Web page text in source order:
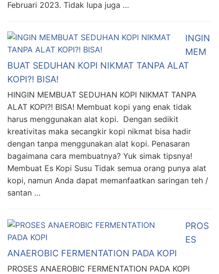
Februari 2023. Tidak lupa juga …
INGIN
MEM
BUAT SEDUHAN KOPI NIKMAT TANPA ALAT
KOPI?! BISA!
HINGIN MEMBUAT SEDUHAN KOPI NIKMAT TANPA
ALAT KOPI?! BISA! Membuat kopi yang enak tidak
harus menggunakan alat kopi. Dengan sedikit
kreativitas maka secangkir kopi nikmat bisa hadir
dengan tanpa menggunakan alat kopi. Penasaran
bagaimana cara membuatnya? Yuk simak tipsnya!
Membuat Es Kopi Susu Tidak semua orang punya alat
kopi, namun Anda dapat memanfaatkan saringan teh /
santan …
PROS
ES
ANAEROBIC FERMENTATION PADA KOPI
PROSES ANAEROBIC FERMENTATION PADA KOPI